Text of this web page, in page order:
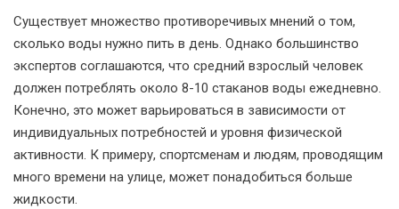
Существует множество противоречивых мнений о том,
сколько воды нужно пить в день. Однако большинство
экспертов соглашаются, что средний взрослый человек
должен потреблять около 8-10 стаканов воды ежедневно.
Конечно, это может варьироваться в зависимости от
индивидуальных потребностей и уровня физической
активности. К примеру, спортсменам и людям, проводящим
много времени на улице, может понадобиться больше
жидкости.